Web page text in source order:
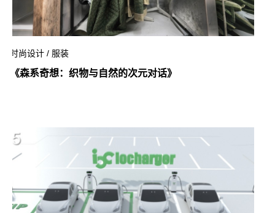
时尚设计 / 服装
《森系奇想：织物与自然的次元对话》